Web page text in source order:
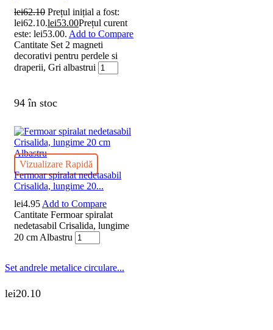
lei62.10 Prețul inițial a fost:
lei62.10.lei53.00Prețul curent
este: lei53.00. Add to Compare
Cantitate Set 2 magneti
decorativi pentru perdele si
draperii, Gri albastrui
94 în stoc
Vizualizare Rapidă
Fermoar spiralat nedetasabil
Crisalida, lungime 20...
lei4.95 Add to Compare
Cantitate Fermoar spiralat
nedetasabil Crisalida, lungime
20 cm Albastru
Set andrele metalice circulare...
lei20.10